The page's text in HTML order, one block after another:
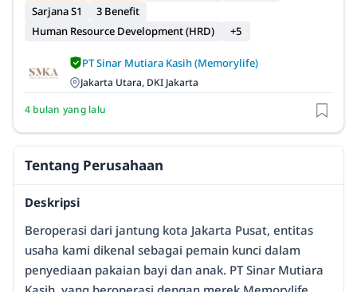
Sarjana S1
3 Benefit
Human Resource Development (HRD)
+5
PT Sinar Mutiara Kasih (Memorylife)
Jakarta Utara, DKI Jakarta
4 bulan yang lalu
Tentang Perusahaan
Deskripsi
Beroperasi dari jantung kota Jakarta Pusat, entitas
usaha kami dikenal sebagai pemain kunci dalam
penyediaan pakaian bayi dan anak. PT Sinar Mutiara